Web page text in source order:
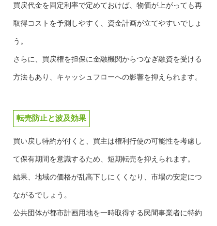
買戻代金を固定利率で定めておけば、物価が上がっても再
取得コストを予測しやすく、資金計画が立てやすいでしょ
う。
さらに、買戻権を担保に金融機関からつなぎ融資を受ける
方法もあり、キャッシュフローへの影響を抑えられます。
転売防止と波及効果
買い戻し特約が付くと、買主は権利行使の可能性を考慮し
て保有期間を意識するため、短期転売を抑えられます。
結果、地域の価格が乱高下しにくくなり、市場の安定につ
ながるでしょう。
公共団体が都市計画用地を一時取得する民間事業者に特約